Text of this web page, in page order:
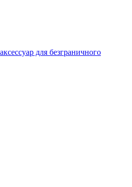
для безграничного